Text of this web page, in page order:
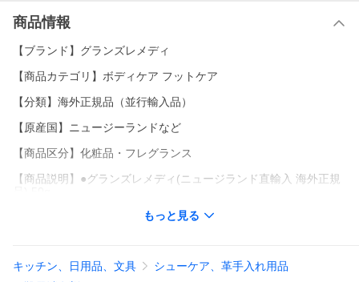
商品情報
【ブランド】グランズレメディ
【商品カテゴリ】ボディケア フットケア
【分類】海外正規品（並行輸入品）
【原産国】ニュージーランドなど
【商品区分】化粧品・フレグランス
【商品説明】●グランズレメディ(ニュージランド直輸入 海外正規
ダーです。天然由来の安心・強力な除菌・消臭効果で、足のイヤ
色タイプが付属されます。
もっと見る
キッチン、日用品、文具
シューケア、革手入れ用品